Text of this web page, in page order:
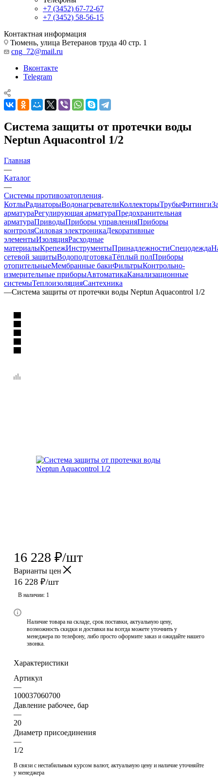
+7 (3452) 67-72-67
+7 (3452) 58-56-15
Контактная информация
Тюмень, улица Ветеранов труда 40 стр. 1
cng_72@mail.ru
Вконтакте
Telegram
Система защиты от протечки воды
Neptun Aquacontrol 1/2
Главная
—
Каталог
—
Системы противозатопления
КотлыРадиаторыВодонагревателиКоллекторыТрубыФитинги
арматураРегулирующая арматураПредохранительная
арматураПриводыПриборы управленияПриборы
контроляСиловая электроникаДекоративные
элементыИзоляцияРасходные
материалыКрепежИнструментыПринадлежностиСпецодежда
сетевой защитыВодоподготовкаТёплый полПриборы
отопительныеМембранные бакиФильтрыКонтрольно-
измерительные приборыАвтоматикаКанализационные
системыТеплоизоляцияСантехника
—Система защиты от протечки воды Neptun Aquacontrol 1/2
16 228 ₽/шт
Варианты цен
16 228 ₽/шт
В наличии: 1
Наличие товара на складе, срок поставки, актуальную цену,
возможность скидки и доставки вы всегда можете уточнить у
менеджера по телефону, либо просто оформите заказ и ожидайте нашего
звонка.
Характеристики
Артикул
—
100037060700
Давление рабочее, бар
—
20
Диаметр присоединения
—
1/2
В связи с нестабильным курсом валют, актуальную цену и наличие уточняйте
у менеджера